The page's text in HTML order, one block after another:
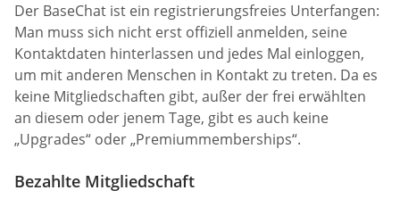
Der BaseChat ist ein registrierungsfreies Unterfangen:
Man muss sich nicht erst offiziell anmelden, seine
Kontaktdaten hinterlassen und jedes Mal einloggen,
um mit anderen Menschen in Kontakt zu treten. Da es
keine Mitgliedschaften gibt, außer der frei erwählten
an diesem oder jenem Tage, gibt es auch keine
„Upgrades“ oder „Premiummemberships“.
Bezahlte Mitgliedschaft